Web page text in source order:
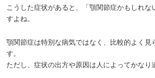
こうした症状があると、「顎関節症かもしれな
すよね。
顎関節症は特別な病気ではなく、比較的よく見
す。
ただし、症状の出方や原因は人によってかなり